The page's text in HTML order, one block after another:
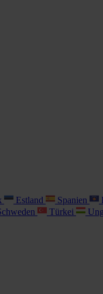
Estland Spanien
Türkei